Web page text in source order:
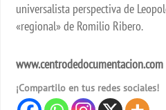
universalista perspectiva de
«regional» de Romilio Ribero.
www.centrodedocumentacion.com
¡Compartilo en tus redes sociales!